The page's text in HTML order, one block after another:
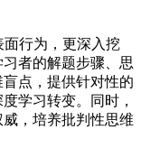
行为，更深入挖
者的解题步骤、思
点，提供针对性的
学习转变。同时，
，培养批判性思维